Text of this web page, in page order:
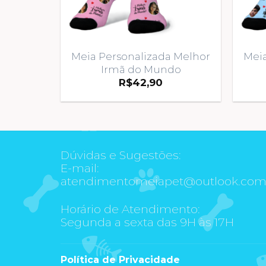
Meia Personalizada Melhor
Irmã do Mundo
R$42,90
Dúvidas e Sugestões:
E-mail:
atendimentomeiapet@outlook.com
Horário de Atendimento:
Segunda a sexta das 9H às 17H
Política de Privacidade